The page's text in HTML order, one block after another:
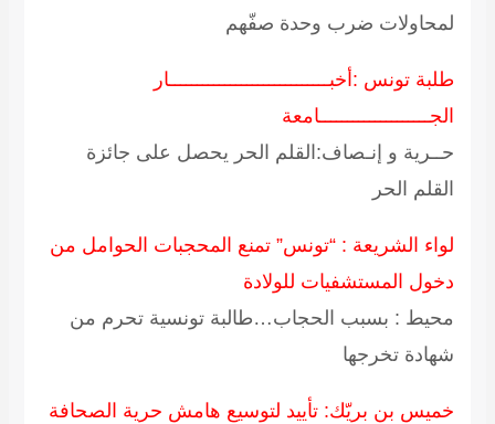
لمحاولات ضرب وحدة صفّهم
طلبة تونس :أخبـــــــــــــــــــــــــــــار
الجــــــــــــــــــــامعة
حــرية و إنـصاف:القلم الحر يحصل على جائزة
القلم الحر
لواء الشريعة : “تونس” تمنع المحجبات الحوامل من
دخول المستشفيات للولادة
محيط : بسبب الحجاب…طالبة تونسية تحرم من
شهادة تخرجها
خميس بن بريّك: تأييد لتوسيع هامش حرية الصحافة